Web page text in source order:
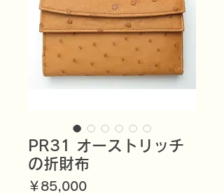
PR31 オーストリッチ
の折財布
￥85,000価